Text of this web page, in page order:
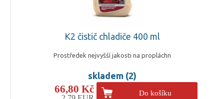
K2 čistič chladiče 400 ml
Prostředek nejvyšší jakosti na propláchn
skladem (2)
66,80 Kč Do košíku